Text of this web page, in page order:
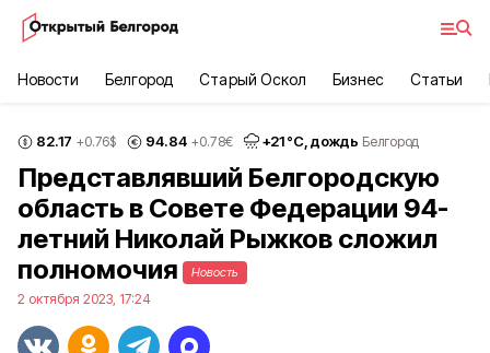
Новости Белгород Старый Оскол Бизнес Статьи
82.17 +0.76$ 94.84 +0.78€ +21°С, дождь Белгород
Представлявший Белгородскую
область в Совете Федерации 94-
летний Николай Рыжков сложил
полномочия
Новость
2 октября 2023, 17:24